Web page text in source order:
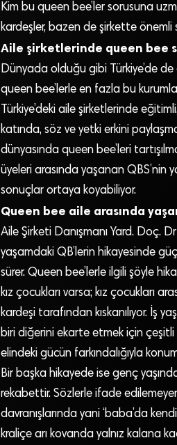
Kim bu queen bee’ler sorusuna
kardeşler, bazen de şirkette önemli
Aile şirketlerinde queen bee
Dünyada olduğu gibi Türkiye’de
queen bee’lerle en fazla bu
Türkiye’deki aile şirketlerinde
katında, söz ve yetki erkini
dünyasında queen bee’leri
üyeleri arasında yaşanan QBS’nin
sonuçlar ortaya koyabiliyor.
Queen bee aile arasında
Aile Şirketi Danışmanı Yard. Doç.
yaşamdaki QB’lerin hikayesinde
sürer. Queen bee’lerle ilgili şöyle
kız çocukları varsa; kız çocukları
kardeşi tarafından kıskanılıyor. İş
biri diğerini ekarte etmek için çeşitli
elindeki gücün farkındalığıyla
Bir başka hikayede ise genç
rekabettir. Sözlerle ifade
davranışlarında yani ‘baba’da
kraliçe arı kovanda yalnız kalana